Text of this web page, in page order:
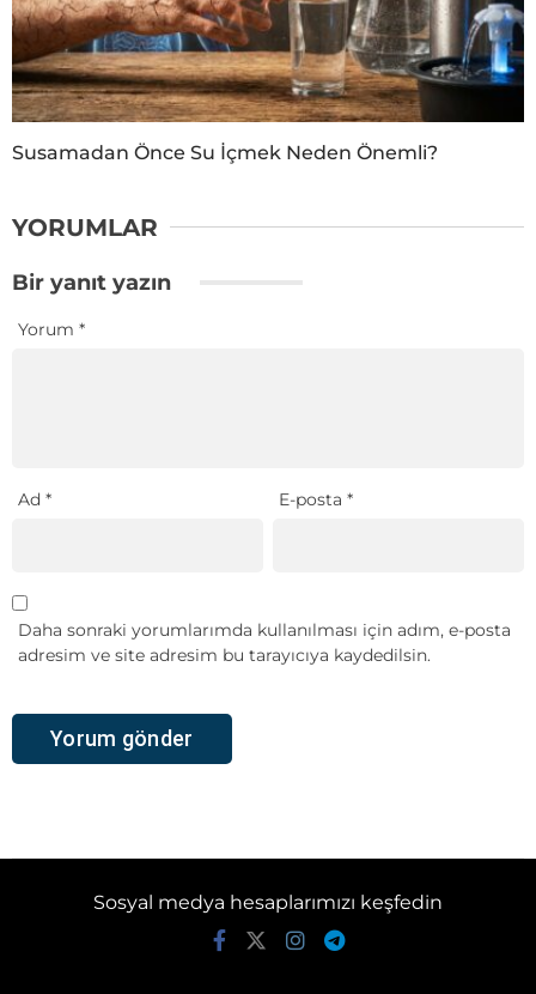
Susamadan Önce Su İçmek Neden Önemli?
YORUMLAR
Bir yanıt yazın
Yorum *
Ad * E-posta*
Daha sonraki yorumlarımda kullanılması için adım, e-posta
adresim ve site adresim bu tarayıcıya kaydedilsin.
Sosyal medya hesaplarımızı keşfedin